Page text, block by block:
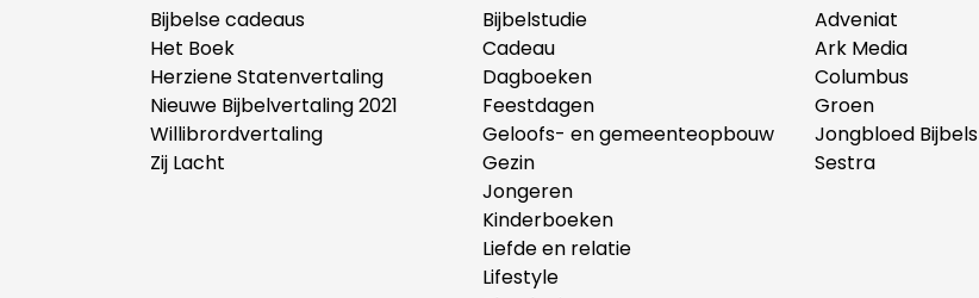
Bijbelse cadeaus
Het Boek
Herziene Statenvertaling
Nieuwe Bijbelvertaling 2021
Willibrordvertaling
Zij Lacht
Bijbelstudie
Cadeau
Dagboeken
Feestdagen
Geloofs- en gemeenteopbouw
Gezin
Jongeren
Kinderboeken
Liefde en relatie
Lifestyle
Adveniat
Ark Media
Columbus
Groen
Jongbloed Bijbels
Sestra